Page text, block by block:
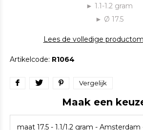
► 1.1-1.2 gram
► Ø 17.5
Lees de volledige
Artikelcode: R1064
Vergelijk
Maak een